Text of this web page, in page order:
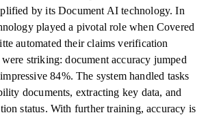
by its Document AI technology. In
played a pivotal role when Covered
automated their claims verification
striking: document accuracy jumped
84%. The system handled tasks
documents, extracting key data, and
status. With further training, accuracy is